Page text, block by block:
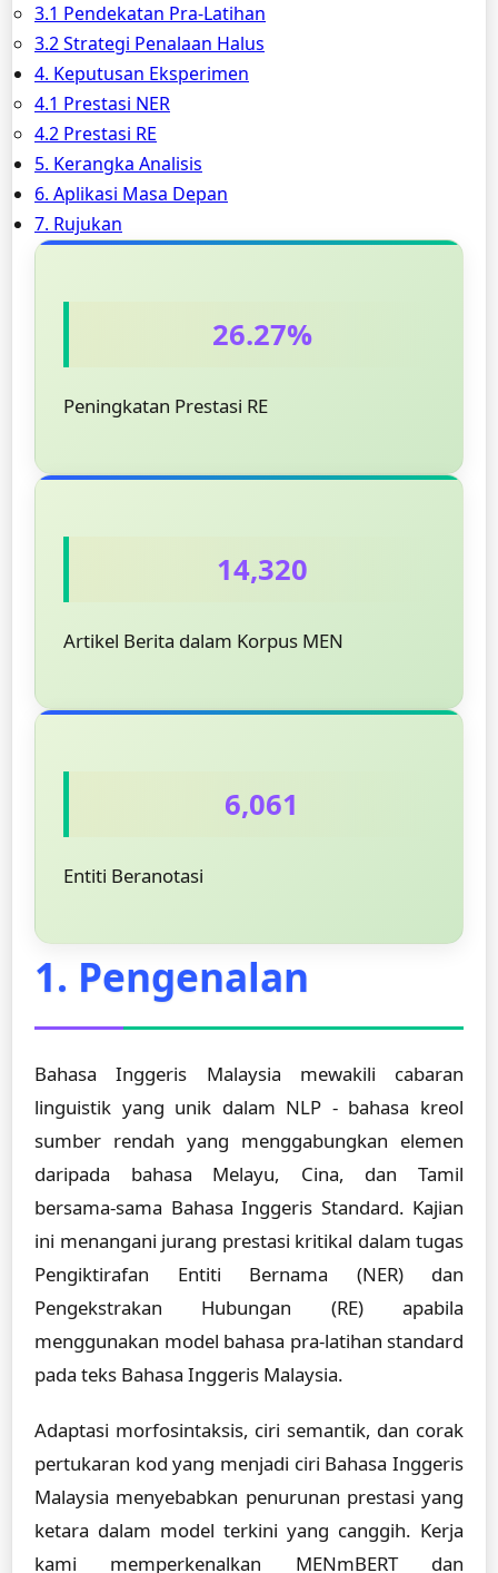
3.1 Pendekatan Pra-Latihan
3.2 Strategi Penalaan Halus
4. Keputusan Eksperimen
4.1 Prestasi NER
4.2 Prestasi RE
5. Kerangka Analisis
6. Aplikasi Masa Depan
7. Rujukan
26.27%
Peningkatan Prestasi RE
14,320
Artikel Berita dalam Korpus MEN
6,061
Entiti Beranotasi
1. Pengenalan
Bahasa Inggeris Malaysia mewakili cabaran
linguistik yang unik dalam NLP - bahasa kreol
sumber rendah yang menggabungkan elemen
daripada bahasa Melayu, Cina, dan Tamil
bersama-sama Bahasa Inggeris Standard. Kajian
ini menangani jurang prestasi kritikal dalam tugas
Pengiktirafan Entiti Bernama (NER) dan
Pengekstrakan Hubungan (RE) apabila
menggunakan model bahasa pra-latihan standard
pada teks Bahasa Inggeris Malaysia.
Adaptasi morfosintaksis, ciri semantik, dan corak
pertukaran kod yang menjadi ciri Bahasa Inggeris
Malaysia menyebabkan penurunan prestasi yang
ketara dalam model terkini yang canggih. Kerja
kami memperkenalkan MENmBERT dan